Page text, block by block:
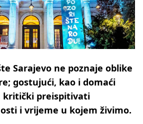
Sarajevo ne poznaje oblike
gostujući, kao i domaći
kritički preispitivati
i vrijeme u kojem živimo.